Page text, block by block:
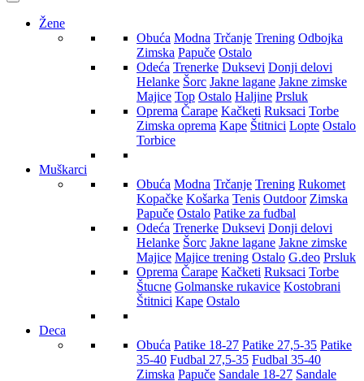
Žene
Obuća Modna Trčanje Trening Odbojka
Zimska Papuče Ostalo
Odeća Trenerke Duksevi Donji delovi
Helanke Šorc Jakne lagane Jakne zimske
Majice Top Ostalo Haljine Prsluk
Oprema Čarape Kačketi Ruksaci Torbe
Zimska oprema Kape Štitnici Lopte Ostalo
Torbice
Muškarci
Obuća Modna Trčanje Trening Rukomet
Kopačke Košarka Tenis Outdoor Zimska
Papuče Ostalo Patike za fudbal
Odeća Trenerke Duksevi Donji delovi
Helanke Šorc Jakne lagane Jakne zimske
Majice Majice trening Ostalo G.deo Prsluk
Oprema Čarape Kačketi Ruksaci Torbe
Štucne Golmanske rukavice Kostobrani
Štitnici Kape Ostalo
Deca
Obuća Patike 18-27 Patike 27,5-35 Patike
35-40 Fudbal 27,5-35 Fudbal 35-40
Zimska Papuče Sandale 18-27 Sandale